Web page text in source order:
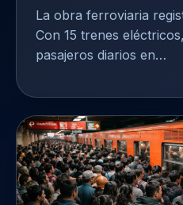
La obra ferroviaria
Con 15 trenes
pasajeros diarios en…